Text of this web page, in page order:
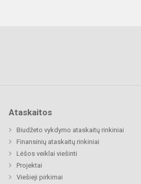
Ataskaitos
Biudžeto vykdymo ataskaitų rinkiniai
Finansinių ataskaitų rinkiniai
Lėšos veiklai viešinti
Projektai
Viešieji pirkimai